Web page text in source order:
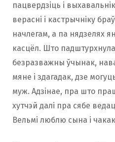
пацвердзіць і
верасні і кастрычніку
начлегам, а па нядзелях
касцёл. Што падштурхнула
безразважны ўчынак,
мяне і здагадак, дзе
муж. Адзінае, пра што
хутчэй далі пра сябе
Вельмі люблю сына і